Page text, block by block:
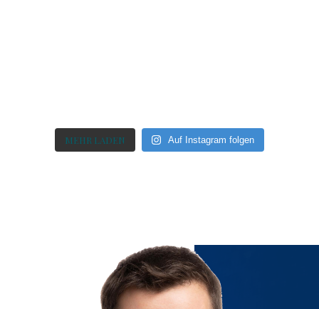
MEHR LADEN Auf Instagram folgen